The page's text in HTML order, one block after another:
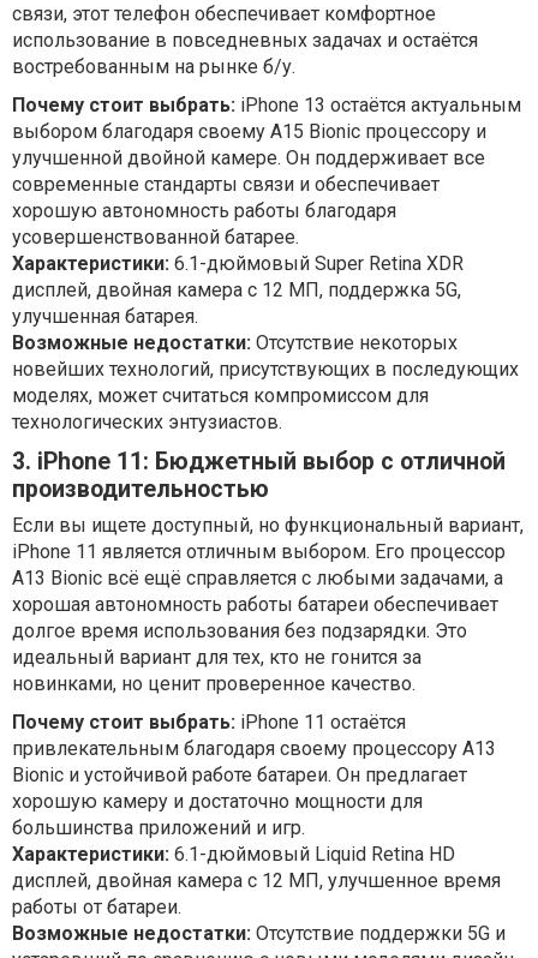
связи, этот телефон обеспечивает комфортное
использование в повседневных задачах и остаётся
востребованным на рынке б/у.
Почему стоит выбрать: iPhone 13 остаётся актуальным
выбором благодаря своему A15 Bionic процессору и
улучшенной двойной камере. Он поддерживает все
современные стандарты связи и обеспечивает
хорошую автономность работы благодаря
усовершенствованной батарее.
Характеристики: 6.1-дюймовый Super Retina XDR
дисплей, двойная камера с 12 МП, поддержка 5G,
улучшенная батарея.
Возможные недостатки: Отсутствие некоторых
новейших технологий, присутствующих в последующих
моделях, может считаться компромиссом для
технологических энтузиастов.
3. iPhone 11: Бюджетный выбор с отличной
производительностью
Если вы ищете доступный, но функциональный вариант,
iPhone 11 является отличным выбором. Его процессор
A13 Bionic всё ещё справляется с любыми задачами, а
хорошая автономность работы батареи обеспечивает
долгое время использования без подзарядки. Это
идеальный вариант для тех, кто не гонится за
новинками, но ценит проверенное качество.
Почему стоит выбрать: iPhone 11 остаётся
привлекательным благодаря своему процессору A13
Bionic и устойчивой работе батареи. Он предлагает
хорошую камеру и достаточно мощности для
большинства приложений и игр.
Характеристики: 6.1-дюймовый Liquid Retina HD
дисплей, двойная камера с 12 МП, улучшенное время
работы от батареи.
Возможные недостатки: Отсутствие поддержки 5G и